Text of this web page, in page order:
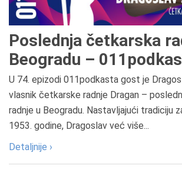
Poslednja četkarska
Beogradu –
U 74. epizodi 011podkasta gost je
vlasnik četkarske radnje Dragan –
radnje u Beogradu. Nastavljajući tradiciju
1953. godine, Dragoslav već više...
Detaljnije ›